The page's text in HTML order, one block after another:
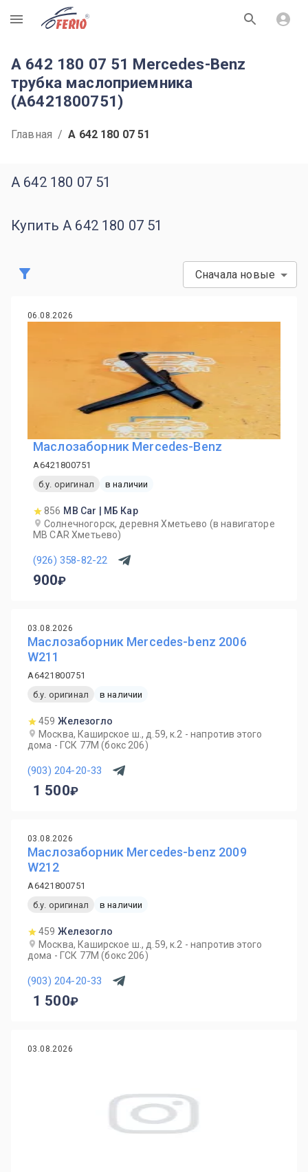
R
A 642 180 07 51 Mercedes-Benz
трубка маслоприемника
(A6421800751)
Главная / A 642 180 07 51
A 642 180 07 51
Купить A 642 180 07 51
Сначала новые
06.08.2026
Маслозаборник Mercedes-Benz
A6421800751
б.у. оригинал
в наличии
856 MB Car | МБ Кар
Солнечногорск, деревня Хметьево (в навигаторе
MB CAR Хметьево)
(926) 358-82-22
900
03.08.2026
Маслозаборник Mercedes-benz 2006
W211
A6421800751
б.у. оригинал
в наличии
459 Железогло
Москва, Каширское ш., д.59, к.2 - напротив этого
дома - ГСК 77М (бокс 206)
(903) 204-20-33
1 500
03.08.2026
Маслозаборник Mercedes-benz 2009
W212
A6421800751
б.у. оригинал
в наличии
459 Железогло
Москва, Каширское ш., д.59, к.2 - напротив этого
дома - ГСК 77М (бокс 206)
(903) 204-20-33
1 500
03.08.2026